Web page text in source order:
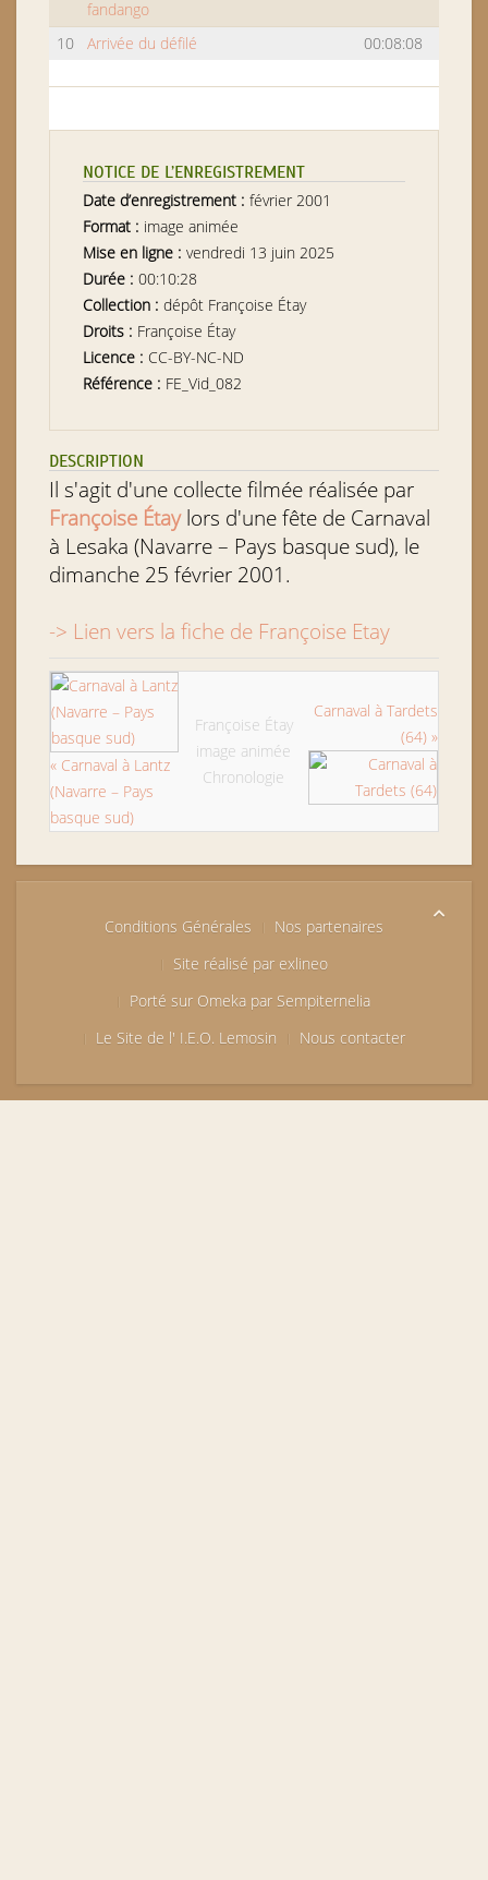
fandango
10 Arrivée du défilé 00:08:08
NOTICE DE L’ENREGISTREMENT
Date d’enregistrement : février 2001
Format : image animée
Mise en ligne : vendredi 13 juin 2025
Durée : 00:10:28
Collection : dépôt Françoise Étay
Droits : Françoise Étay
Licence : CC-BY-NC-ND
Référence : FE_Vid_082
DESCRIPTION
Il s'agit d'une collecte filmée réalisée par
Françoise Étaylors d'une fête de Carnaval
à Lesaka (Navarre – Pays basque sud), le
dimanche 25 février 2001.
-> Lien vers la fiche de Françoise Etay
« Carnaval à Lantz
(Navarre – Pays
basque sud)
Françoise Étay
image animée
Chronologie
Carnaval à Tardets
(64) »
Conditions Générales
Nos partenaires
Site réalisé par exlineo
Porté sur Omeka par Sempiternelia
Le Site de l' I.E.O. Lemosin
Nous contacter